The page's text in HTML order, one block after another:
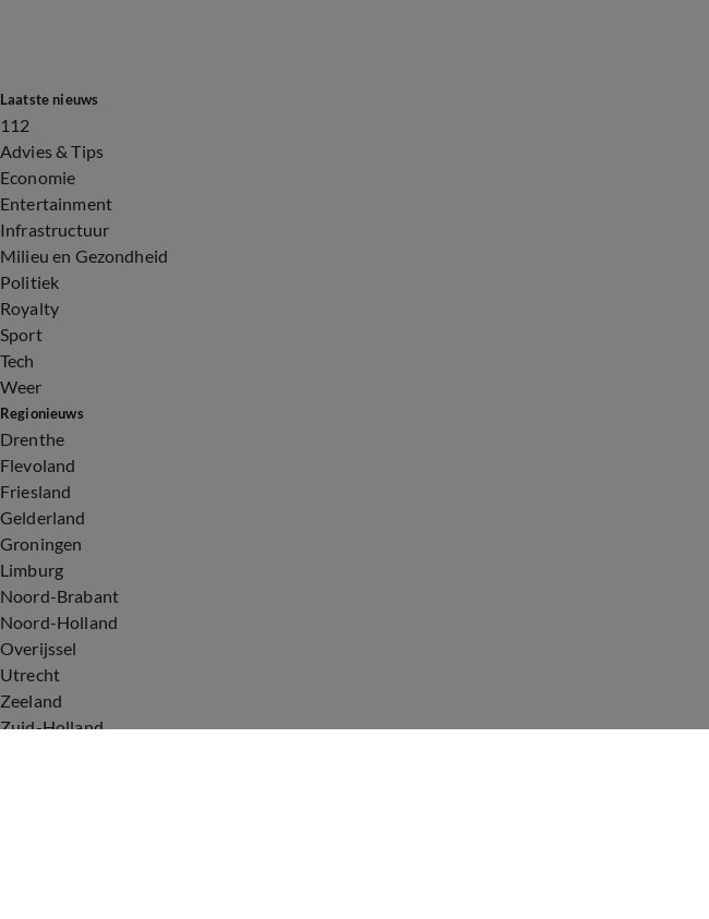
Laatste nieuws
112
Advies & Tips
Economie
Entertainment
Infrastructuur
Milieu en Gezondheid
Politiek
Royalty
Sport
Tech
Weer
Regionieuws
Drenthe
Flevoland
Friesland
Gelderland
Groningen
Limburg
Noord-Brabant
Noord-Holland
Overijssel
Utrecht
Zeeland
Zuid-Holland